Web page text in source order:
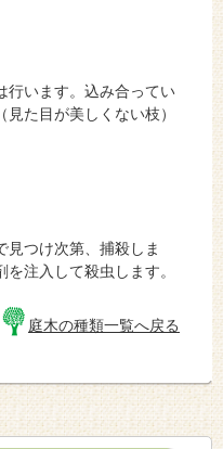
行います。込み合ってい
た目が美しくない枝）
見つけ次第、捕殺しま
注入して殺虫します。
庭木の種類一覧へ戻る